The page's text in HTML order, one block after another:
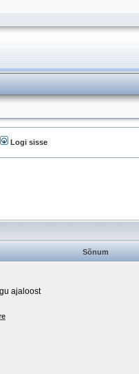
Logi sisse
Sõnum
ajaloost